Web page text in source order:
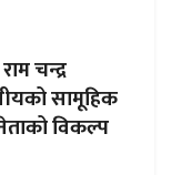
चन्द्र
सामूहिक
नेताको विकल्प